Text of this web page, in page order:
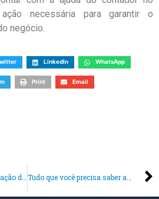
necessária para garantir o
negócio.
LinkedIn WhatsApp
Print Email